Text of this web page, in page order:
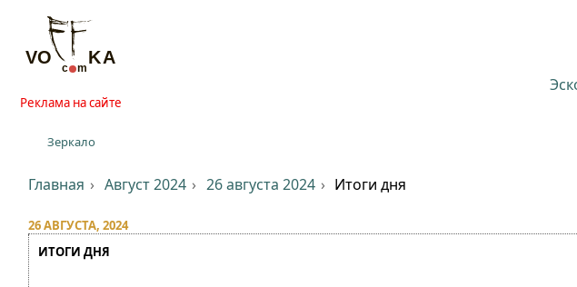
Реклама на сайте
Зеркало
Главная Август 2024 26 августа 2024 Итоги дня
26 АВГУСТА, 2024
ИТОГИ ДНЯ